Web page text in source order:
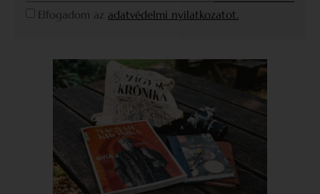
Elfogadom az adatvédelmi nyilatkozatot.